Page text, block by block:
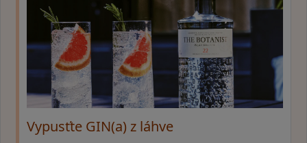
Vypusťte GIN(a) z láhve